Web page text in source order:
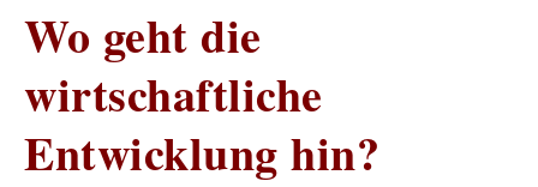
Wo geht die
wirtschaftliche
Entwicklung hin?